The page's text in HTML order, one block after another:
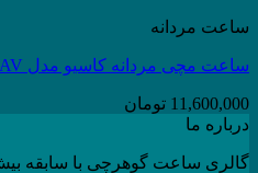
ساعت مردانه
ساعت مچی مردانه کاسیو مدل MTP-1335D-7AV
11,600,000 تومان
درباره ما